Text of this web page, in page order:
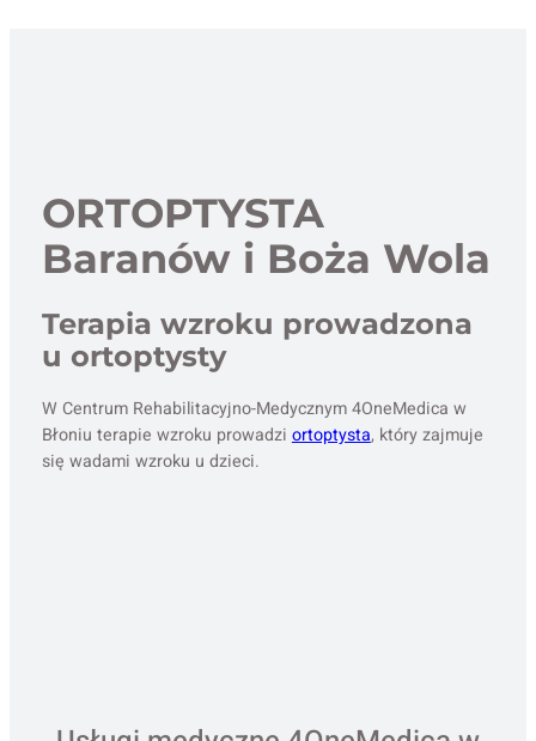
ORTOPTYSTA
Baranów i Boża Wola
Terapia wzroku prowadzona
u ortoptysty
W Centrum Rehabilitacyjno-Medycznym 4OneMedica w
Błoniu terapie wzroku prowadziortoptysta, który zajmuje
się wadami wzroku u dzieci.